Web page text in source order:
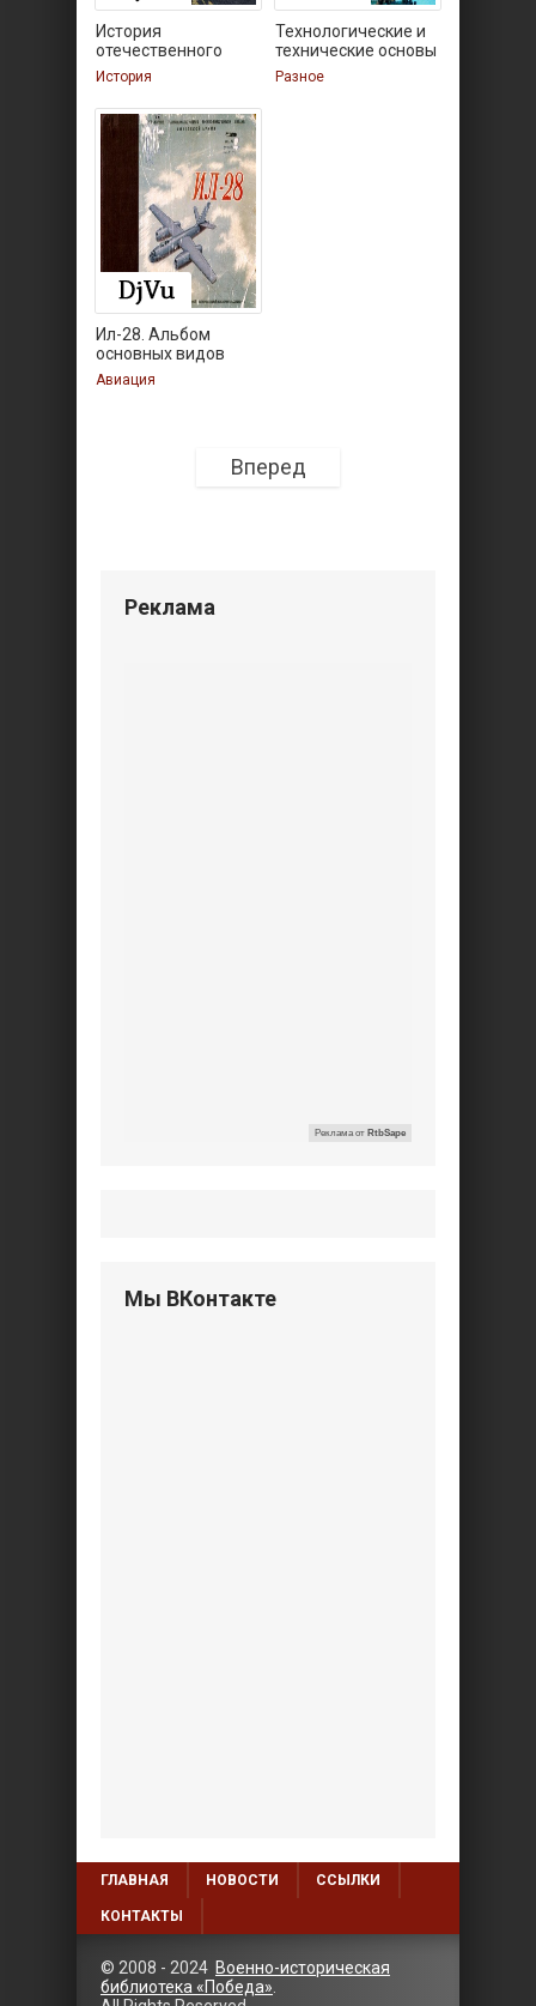
История
отечественного
судостроения
История
Технологические и
технические основы
Разное
Ил-28. Альбом
основных видов
схем и
Авиация
Вперед
Реклама
Реклама от RtbSape
Мы ВКонтакте
ГЛАВНАЯ НОВОСТИ ССЫЛКИ
КОНТАКТЫ
© 2008 - 2024 Военно-историческая
библиотека «Победа»